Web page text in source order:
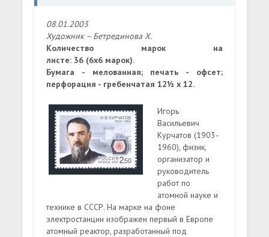
08.01.2003
Художник – Бетрединова Х.
Количество марок на
листе: 36 (6х6 марок).
Бумага - мелованная; печать - офсет;
перфорация - гребенчатая 12½ x 12.
Игорь
Васильевич
Курчатов (1903-
1960), физик,
организатор и
руководитель
работ по
атомной науке и
технике в СССР. На марке на фоне
электростанции изображен первый в Европе
атомный реактор, разработанный под